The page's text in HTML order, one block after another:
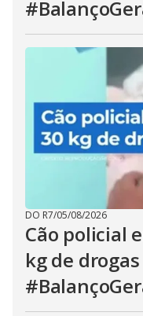
DO R7/05/08/2026
Cão policial
kg de